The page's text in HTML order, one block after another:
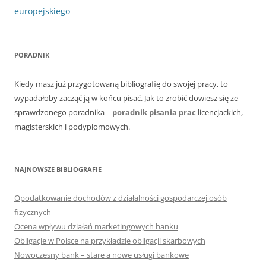
europejskiego
PORADNIK
Kiedy masz już przygotowaną bibliografię do swojej pracy, to
wypadałoby zacząć ją w końcu pisać. Jak to zrobić dowiesz się ze
sprawdzonego poradnika – poradnik pisania prac licencjackich,
magisterskich i podyplomowych.
NAJNOWSZE BIBLIOGRAFIE
Opodatkowanie dochodów z działalności gospodarczej osób
fizycznych
Ocena wpływu działań marketingowych banku
Obligacje w Polsce na przykładzie obligacji skarbowych
Nowoczesny bank – stare a nowe usługi bankowe